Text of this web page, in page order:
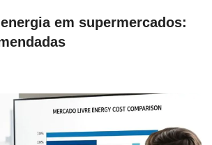
em supermercados: